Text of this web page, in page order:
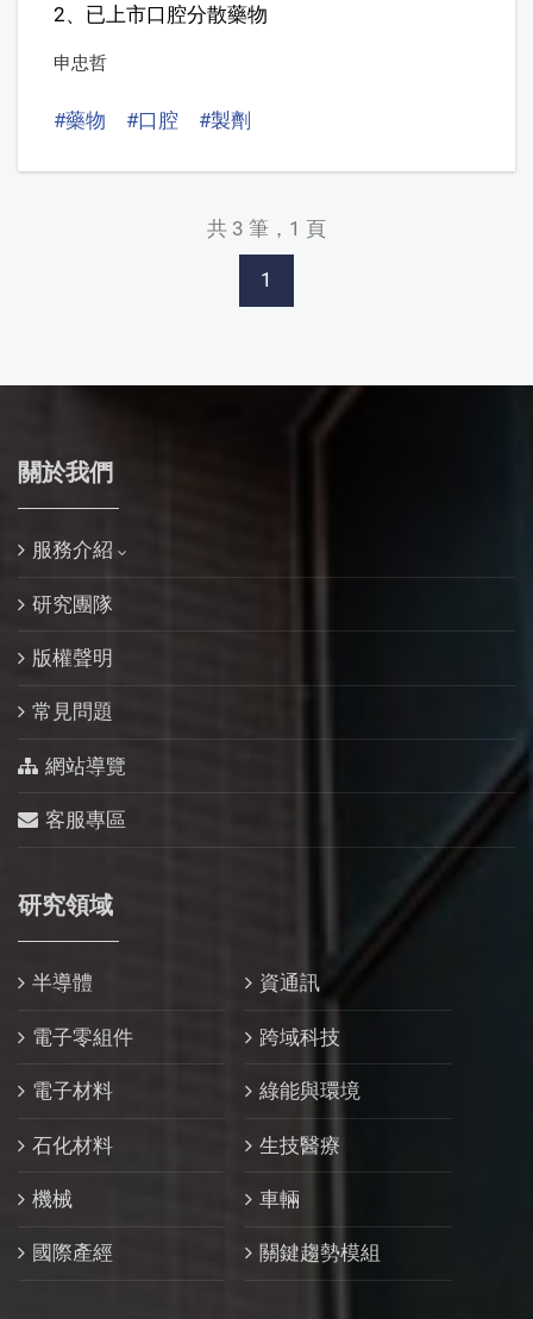
2、已上市口腔分散藥物
申忠哲
#藥物 #口腔 #製劑
共 3 筆，1 頁
1
關於我們
服務介紹
研究團隊
版權聲明
常見問題
網站導覽
客服專區
研究領域
半導體 資通訊
電子零組件 跨域科技
電子材料 綠能與環境
石化材料 生技醫療
機械 車輛
國際產經 關鍵趨勢模組